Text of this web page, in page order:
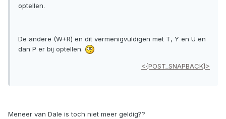
optellen.
De andere (W+R) en dit vermenigvuldigen met T, Y en U en
dan P er bij optellen.
<{POST_SNAPBACK}>
Meneer van Dale is toch niet meer geldig??